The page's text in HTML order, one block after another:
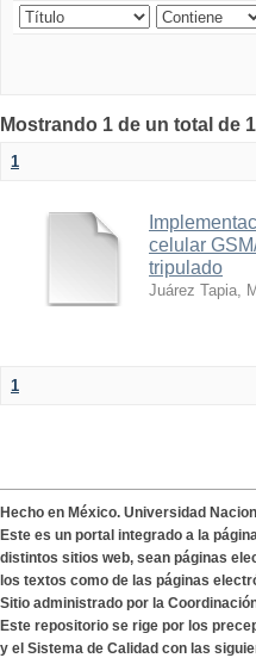
Mostrando 1 de un total de
1
celular
tripulado
Juárez Tapia,
1
Hecho en México. Universidad
Este es un portal integrado a la
distintos sitios web, sean páginas
los textos como de las páginas
Sitio administrado por la
Este repositorio se rige por los
y el Sistema de Calidad con las